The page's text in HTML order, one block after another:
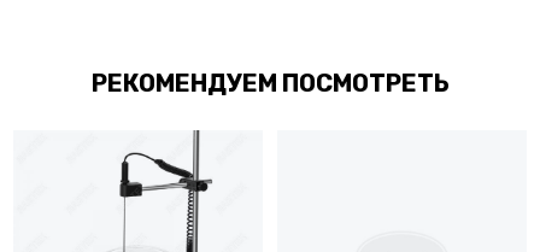
РЕКОМЕНДУЕМ ПОСМОТРЕТЬ